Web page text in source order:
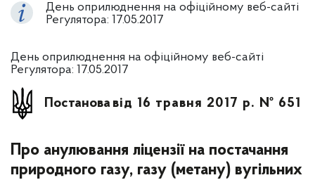
День оприлюднення на офіційному веб-сайті
Регулятора: 17.05.2017
День оприлюднення на офіційному веб-сайті
Регулятора: 17.05.2017
Постанова від 16 травня 2017 р. № 651
Про анулювання ліцензії на постачання
природного газу, газу (метану) вугільних